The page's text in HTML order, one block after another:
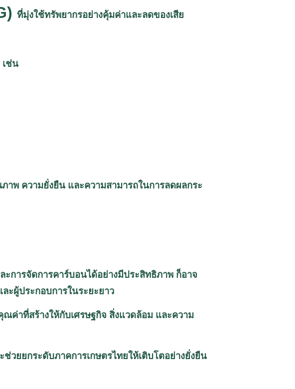
ที่มุ่งใช้ทรัพยากรอย่างคุ้มค่าและลดของเสีย
ช่น
พ ความยั่งยืน และความสามารถในการลดผลกระ
การจัดการคาร์บอนได้อย่างมีประสิทธิภาพ ก็อาจ
ะผู้ประกอบการในระยะยาว
ณค่าที่สร้างให้กับเศรษฐกิจ สิ่งแวดล้อม และความ
วยยกระดับภาคการเกษตรไทยให้เติบโตอย่างยั่งยืน